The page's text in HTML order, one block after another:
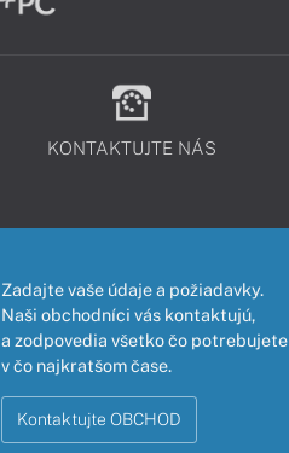
KONTAKTUJTE NÁS
Zadajte vaše údaje a požiadavky.
Naši obchodníci vás kontaktujú,
a zodpovedia všetko čo potrebujete
v čo najkratšom čase.
Kontaktujte OBCHOD